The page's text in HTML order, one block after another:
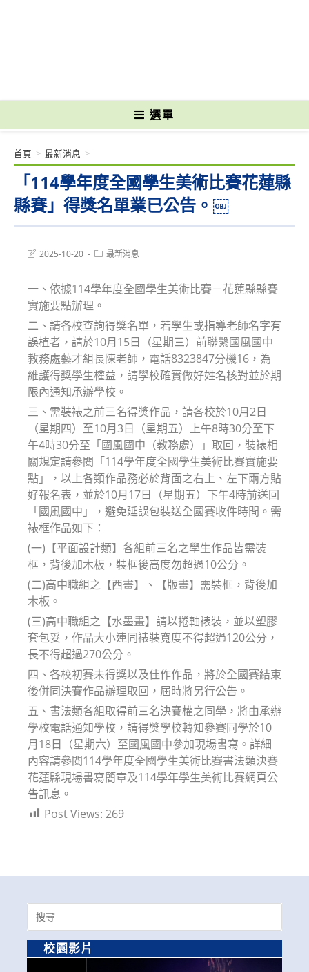
選單
「114學年度全國學生美術比賽花蓮縣
縣賽」得獎名單業已公告。￼
首頁 > 最新消息 >
Post2025-10-20
Post最新消息
一、依據114學年度全國學生美術比賽－花蓮縣縣賽
實施要點辦理。
二、請各校查詢得獎名單，若學生或指導老師名字有
誤植者，請於10月15日（星期三）前聯繫國風國中
教務處藝才組長陳老師，電話8323847分機16，為
維護得獎學生權益，請學校確實做好姓名核對並於期
限內通知承辦學校。
三、需裝裱之前三名得獎作品，請各校於10月2日
（星期四）至10月3日（星期五）上午8時30分至下
午4時30分至「國風國中（教務處）」取回，裝裱相
關規定請參閱「114學年度全國學生美術比賽實施要
點」，以上各類作品務必於背面之右上、左下兩方貼
好報名表，並於10月17日（星期五）下午4時前送回
「國風國中」，避免延誤包裝送全國賽收件時間。需
裱框作品如下：
(一)【平面設計類】各組前三名之學生作品皆需裝
框，背後加木板，裝框後高度勿超過10公分。
(二)高中職組之【西畫】、【版畫】需裝框，背後加
木板。
(三)高中職組之【水墨畫】請以捲軸裱裝，並以塑膠
套包妥，作品大小連同裱裝寬度不得超過120公分，
長不得超過270公分。
四、各校初賽未得獎以及佳作作品，將於全國賽結束
後併同決賽作品辦理取回，屆時將另行公告。
五、書法類各組取得前三名決賽權之同學，將由承辦
學校電話通知學校，請得獎學校轉知參賽同學於10
月18日（星期六）至國風國中參加現場書寫。詳細
內容請參閱114學年度全國學生美術比賽書法類決賽
花蓮縣現場書寫簡章及114學年學生美術比賽網頁公
告訊息。
Post Views: 269
Search
for:
校園影片